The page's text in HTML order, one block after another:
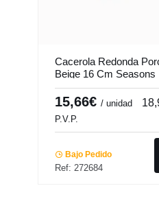
Cacerola Redonda
Beige 16 Cm Seasons
Porland
15,66€ / unidad
P.V.P.
Bajo Pedido
Ref: 272684